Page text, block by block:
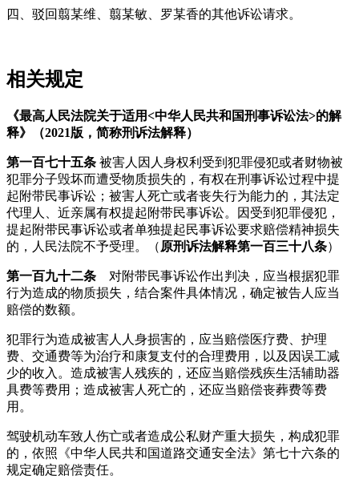
四、驳回翦某维、翦某敏、罗某香的其他诉讼请求。
相关规定
《最高人民法院关于适用<中华人民共和国刑事诉讼法>的解
释》（2021版，简称刑诉法解释）
第一百七十五条 被害人因人身权利受到犯罪侵犯或者财物被
犯罪分子毁坏而遭受物质损失的，有权在刑事诉讼过程中提
起附带民事诉讼；被害人死亡或者丧失行为能力的，其法定
代理人、近亲属有权提起附带民事诉讼。因受到犯罪侵犯，
提起附带民事诉讼或者单独提起民事诉讼要求赔偿精神损失
的，人民法院不予受理。（ 原刑诉法解释第一百三十八条）
第一百九十二条 对附带民事诉讼作出判决，应当根据犯罪
行为造成的物质损失，结合案件具体情况，确定被告人应当
赔偿的数额。
犯罪行为造成被害人人身损害的，应当赔偿医疗费、护理
费、交通费等为治疗和康复支付的合理费用，以及因误工减
少的收入。造成被害人残疾的，还应当赔偿残疾生活辅助器
具费等费用；造成被害人死亡的，还应当赔偿丧葬费等费
用。
驾驶机动车致人伤亡或者造成公私财产重大损失，构成犯罪
的，依照《中华人民共和国道路交通安全法》第七十六条的
规定确定赔偿责任。